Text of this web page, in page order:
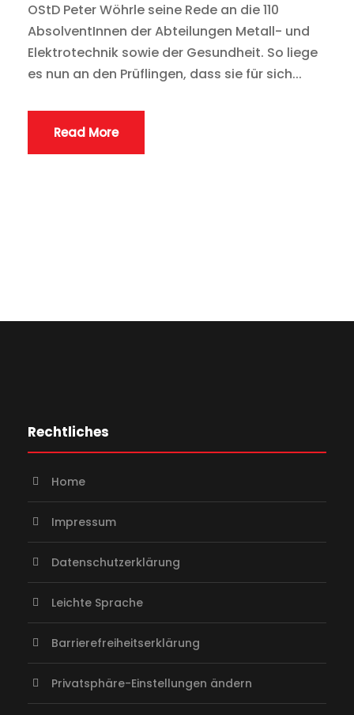
OStD Peter Wöhrle seine Rede an die 110
AbsolventInnen der Abteilungen Metall- und
Elektrotechnik sowie der Gesundheit. So liege
es nun an den Prüflingen, dass sie für sich...
Read More
Rechtliches
Home
Impressum
Datenschutzerklärung
Leichte Sprache
Barrierefreiheitserklärung
Privatsphäre-Einstellungen ändern